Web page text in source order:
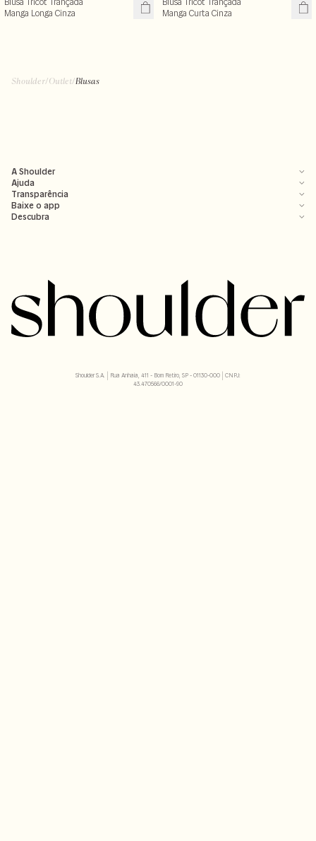
Manga Longa Cinza
Manga Curta Cinza
Shoulder/Outlet/Blusas
A Shoulder
Ajuda
Transparência
Baixe o app
Descubra
Shoulder S.A. | Rua Anhaia, 411 - Bom Retiro, SP - 01130-000 | CNPJ:
43.470566/0001-90